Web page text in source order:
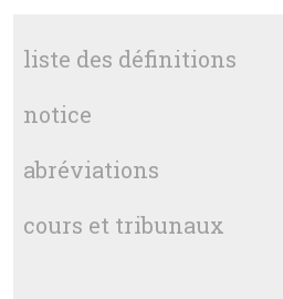
liste des définitions
notice
abréviations
cours et tribunaux